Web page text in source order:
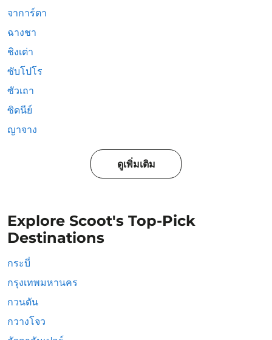
จาการ์ตา
ฉางชา
ชิงเต่า
ซับโปโร
ซัวเถา
ซิดนีย์
ญาจาง
ดูเพิ่มเติม
Explore Scoot's Top-Pick
Destinations
กระบี่
กรุงเทพมหานคร
กวนตัน
กวางโจว